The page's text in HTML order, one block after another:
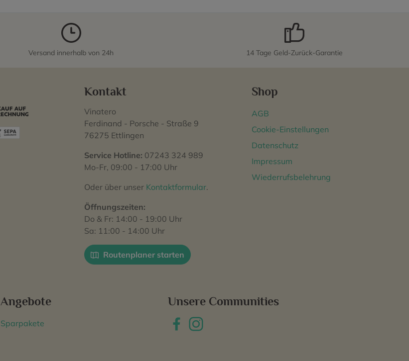
Versand innerhalb von 24h 14 Tage Geld-Zurück-Garantie
Shop
AGB
Cookie-Einstellungen
Datenschutz
Impressum
Wiederrufsbelehrung
Angebote
Sparpakete
Unsere Communities
Kontakt
Vinatero
Ferdinand - Porsche - Straße 9
76275 Ettlingen
Service Hotline: 07243 324 989
Mo-Fr, 09:00 - 17:00 Uhr
Oder über unser Kontaktformular.
Öffnungszeiten:
Do & Fr: 14:00 - 19:00 Uhr
Sa: 11:00 - 14:00 Uhr
Routenplaner starten